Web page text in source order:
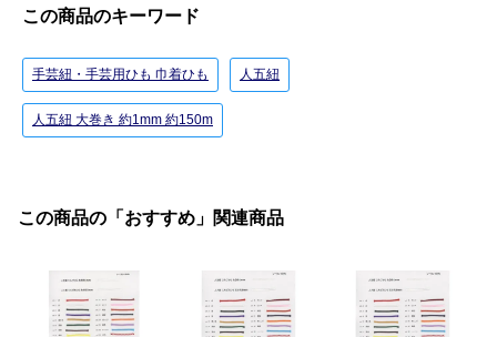
この商品のキーワード
手芸紐・手芸用ひも 巾着ひも 人五紐
人五紐 大巻き 約1mm 約150m
この商品の「おすすめ」関連商品